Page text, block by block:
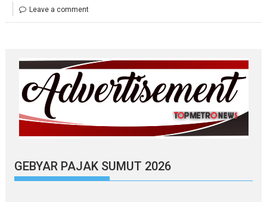
Leave a comment
GEBYAR PAJAK SUMUT 2026